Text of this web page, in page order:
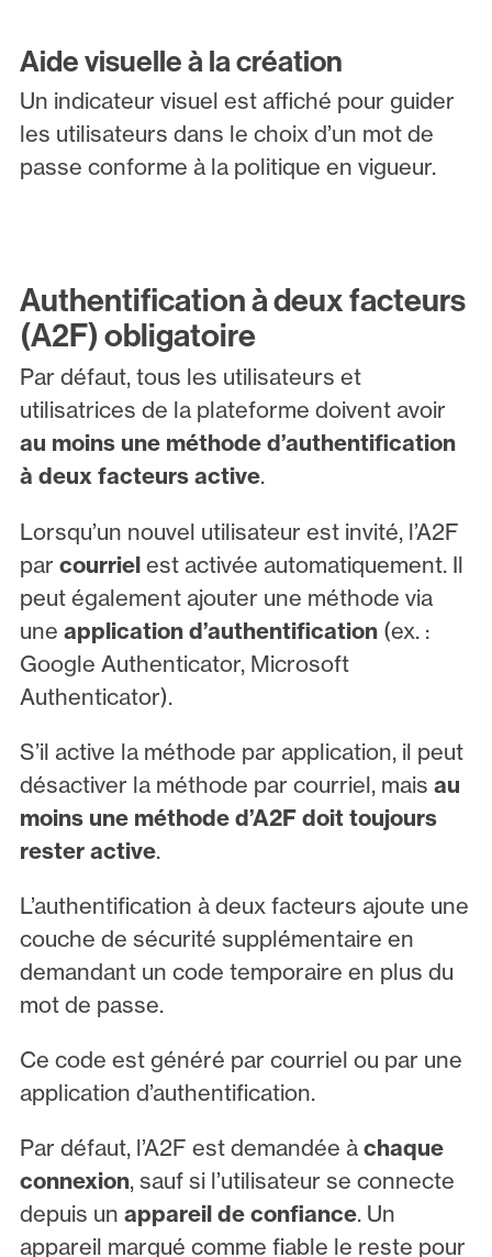
Aide visuelle à la création
Un indicateur visuel est affiché pour guider
les utilisateurs dans le choix d’un mot de
passe conforme à la politique en vigueur.
Authentification à deux facteurs
(A2F) obligatoire
Par défaut, tous les utilisateurs et
utilisatrices de la plateforme doivent avoir
au moins une méthode d’authentification
à deux facteurs active.
Lorsqu’un nouvel utilisateur est invité, l’A2F
par courriel est activée automatiquement. Il
peut également ajouter une méthode via
une application d’authentification(ex. :
Google Authenticator, Microsoft
Authenticator).
S’il active la méthode par application, il peut
désactiver la méthode par courriel, mais au
moins une méthode d’A2F doit toujours
rester active.
L’authentification à deux facteurs ajoute une
couche de sécurité supplémentaire en
demandant un code temporaire en plus du
mot de passe.
Ce code est généré par courriel ou par une
application d’authentification.
Par défaut, l’A2F est demandée àchaque
connexion, sauf si l’utilisateur se connecte
depuis un appareil de confiance. Un
appareil marqué comme fiable le reste pour